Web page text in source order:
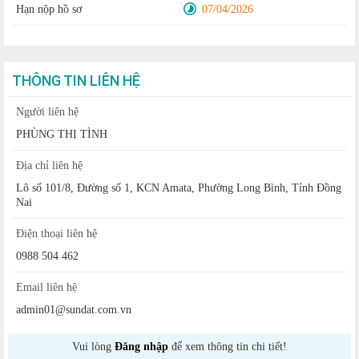
Hạn nộp hồ sơ 07/04/2026
THÔNG TIN LIÊN HỆ
Người liên hệ
PHÙNG THỊ TÌNH
Địa chỉ liên hệ
Lô số 101/8, Đường số 1, KCN Amata, Phường Long Bình, Tỉnh Đồng
Nai
Điện thoại liên hệ
0988 504 462
Email liên hệ
admin01@sundat.com.vn
Vui lòng Đăng nhập để xem thông tin chi tiết!